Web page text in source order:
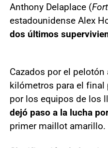
Anthony Delaplace (
estadounidense Alex
dos últimos
Cazados por el
kilómetros para el
por los equipos de los
dejó paso a la lucha
primer maillot amarillo.